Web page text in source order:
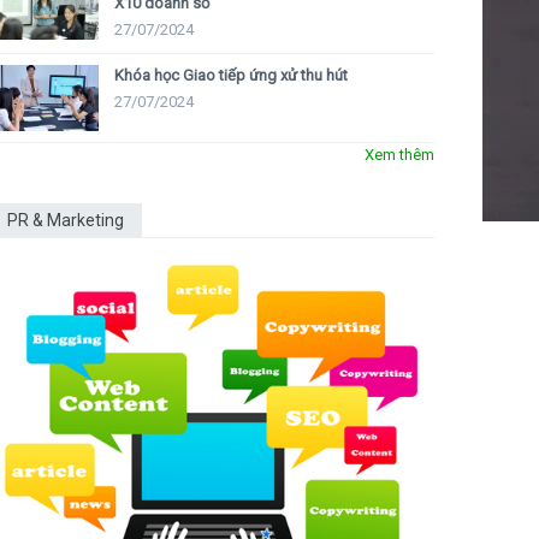
27/07/2024
Khóa học Giao tiếp ứng xử thu hút
27/07/2024
Xem thêm
PR & Marketing